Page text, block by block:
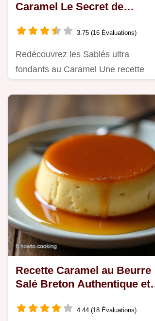
Caramel Le Secret de
3.75 (16 Évaluations)
Redécouvrez les Sablés ultra
fondants au Caramel Une recette
Recette Caramel au Beurre
Salé Breton Authentique et
4.44 (18 Évaluations)